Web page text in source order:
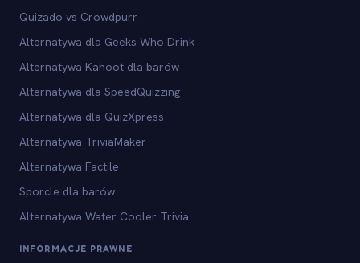
Quizado vs Crowdpurr
Alternatywa dla Geeks Who Drink
Alternatywa Kahoot dla barów
Alternatywa dla SpeedQuizzing
Alternatywa dla QuizXpress
Alternatywa TriviaMaker
Alternatywa Factile
Sporcle dla barów
Alternatywa Water Cooler Trivia
INFORMACJE PRAWNE